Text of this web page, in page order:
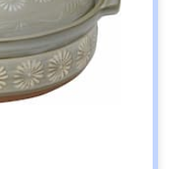
家庭で気軽に使え
る軽い土鍋
幅29.2×高さ
9.5cm/口径